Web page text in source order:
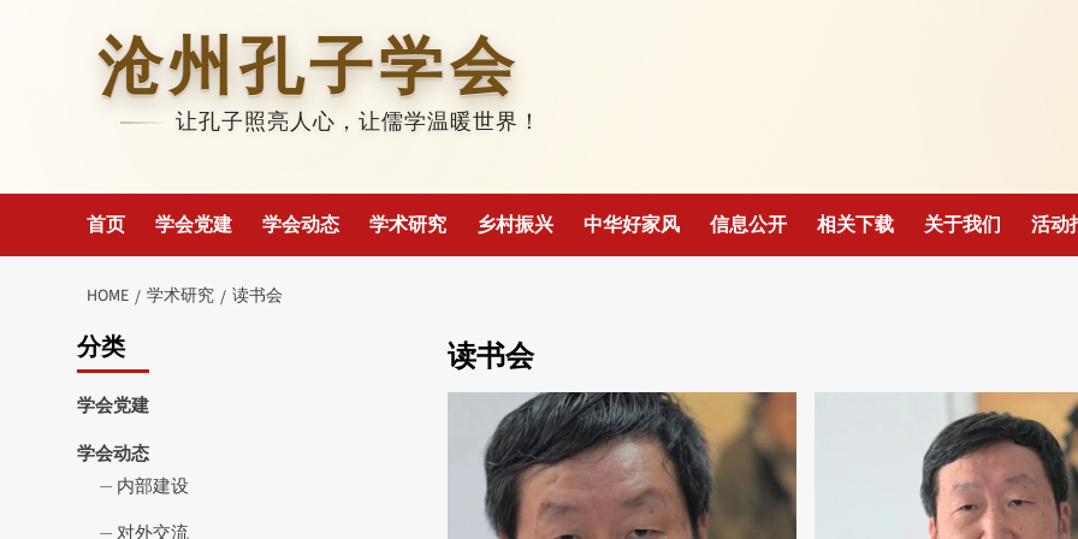
沧州孔子学会
让孔子照亮人心，让儒学温暖世界！
首页 学会党建 学会动态 学术研究 乡村振兴 中华好家风 信息公开 相关下载 关于我们 活动
HOME 学术研究 读书会
读书会
分类
学会党建
学会动态
内部建设
对外交流